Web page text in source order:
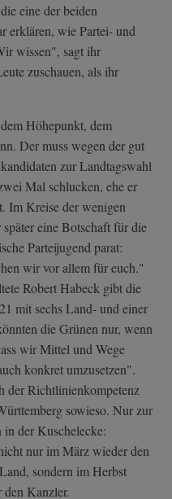
eine der beiden
erklären, wie Partei- und
wissen", sagt ihr
zuschauen, als ihr
Höhepunkt, dem
Der muss wegen der gut
zur Landtagswahl
Mal schlucken, ehe er
Im Kreise der wenigen
eine Botschaft für die
Parteijugend parat:
wir vor allem für euch."
Robert Habeck gibt die
mit sechs Land- und einer
die Grünen nur, wenn
wir Mittel und Wege
konkret umzusetzen".
der Richtlinienkompetenz
sowieso. Nur zur
der Kuschelecke:
nur im März wieder den
sondern im Herbst
den Kanzler.